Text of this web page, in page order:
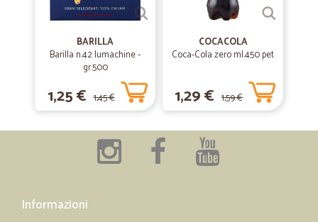
BARILLA
Barilla n.42 lumachine -
gr.500
1,25 € 1,45 €
COCACOLA
Coca-Cola zero ml.450 pet
1,29 € 1,59 €
Informazioni